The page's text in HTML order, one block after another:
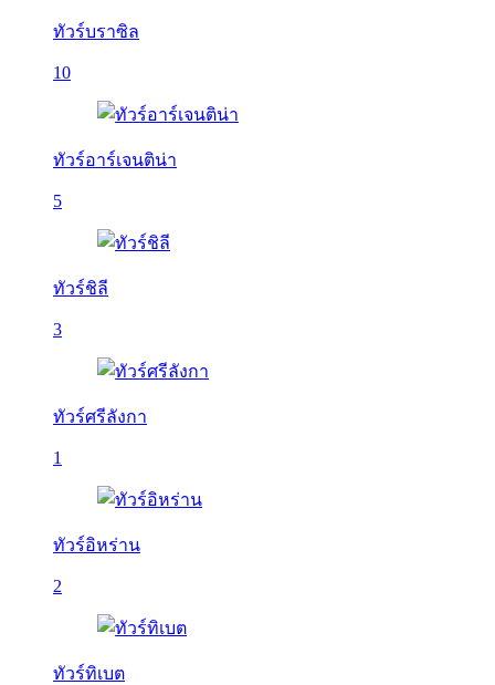
ทัวร์บราซิล
10
ทัวร์อาร์เจนติน่า
5
ทัวร์ชิลี
3
ทัวร์ศรีลังกา
1
ทัวร์อิหร่าน
2
ทัวร์ทิเบต